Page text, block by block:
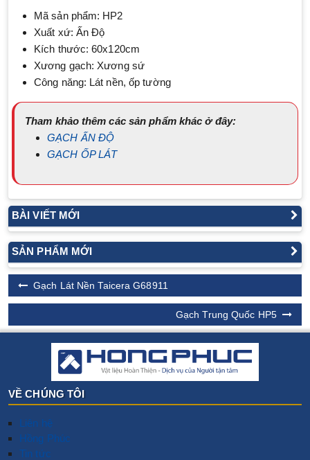
Mã sản phẩm: HP2
Xuất xứ: Ấn Độ
Kích thước: 60x120cm
Xương gạch: Xương sứ
Công năng: Lát nền, ốp tường
Tham khảo thêm các sản phẩm khác ở đây:
GẠCH ẤN ĐỘ
GẠCH ỐP LÁT
BÀI VIẾT MỚI
SẢN PHẨM MỚI
Gạch Lát Nền Taicera G68911
Gạch Trung Quốc HP5
VỀ CHÚNG TÔI
Liên hệ
Hồng Phúc
Tin tức